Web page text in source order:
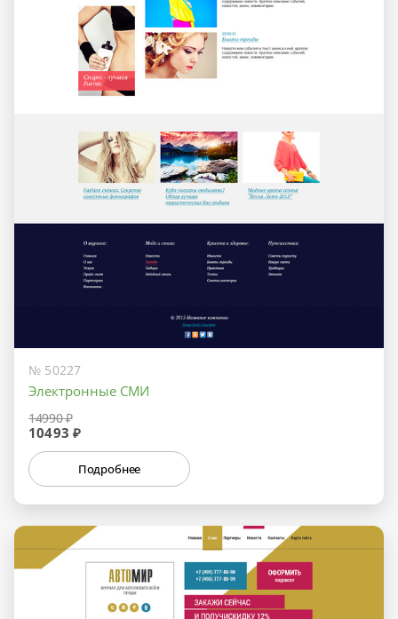
№ 50227
Электронные СМИ
14990 ₽
10493 ₽
Подробнее